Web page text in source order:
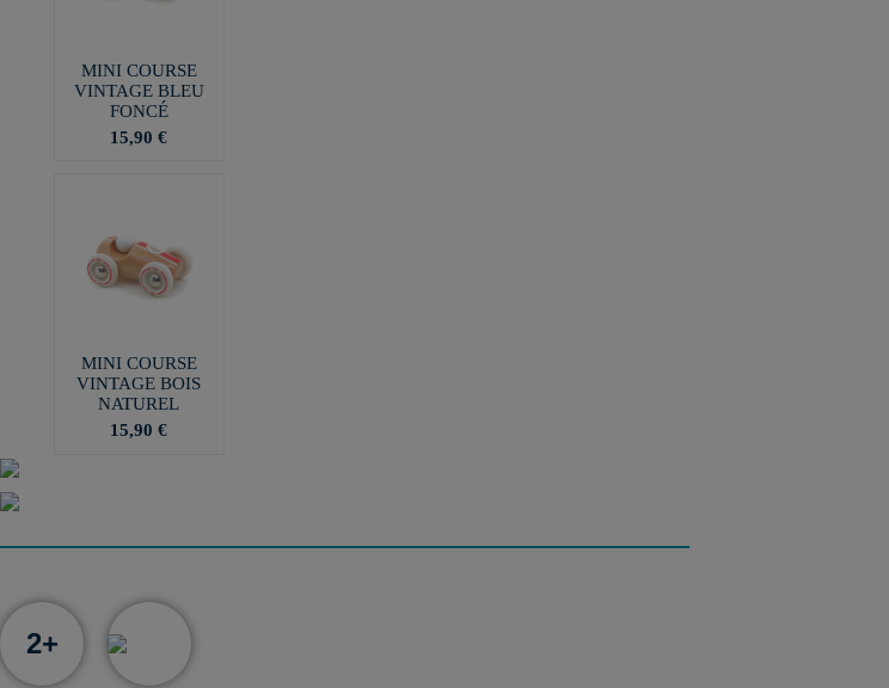
MINI COURSE
VINTAGE BLEU
FONCÉ
15,90 €
MINI COURSE
VINTAGE BOIS
NATUREL
15,90 €
2+